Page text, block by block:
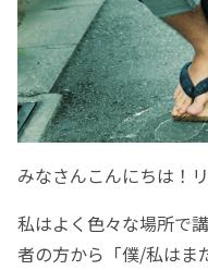
みなさんこんにちは！
私はよく色々な場所で
者の方から「僕/私はま